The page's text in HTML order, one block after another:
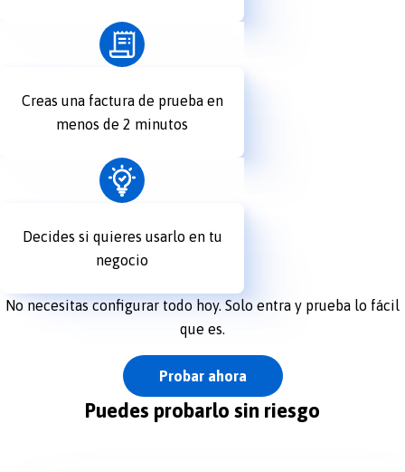
Creas una factura de prueba en
menos de 2 minutos
Decides si quieres usarlo en tu
negocio
No necesitas configurar todo hoy. Solo entra y prueba lo fácil
que es.
Probar ahora
Puedes probarlo sin riesgo